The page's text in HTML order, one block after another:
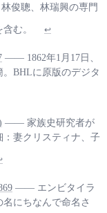
俊聰、林瑞興の専門
む。 ↩
—— 1862年1月17日、
BHLに原版のデジタ
—— 家族史研究者が
：妻クリスティナ、子
—— エンビタイラ
にちなんで命名さ